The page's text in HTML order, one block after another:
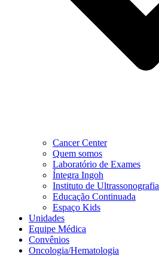
Cancer Center
Quem somos
Laboratório de Exames
Íntegra Ingoh
Instituto de Ultrassonografia
Educação Continuada
Espaço Kids
Unidades
Equipe Médica
Convênios
Oncologia/Hematologia